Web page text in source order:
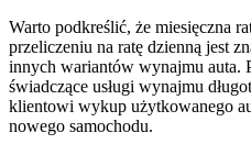
Warto podkreślić, że miesięczna
przeliczeniu na ratę dzienną jest
innych wariantów wynajmu auta.
świadczące usługi wynajmu
klientowi wykup użytkowanego
nowego samochodu.